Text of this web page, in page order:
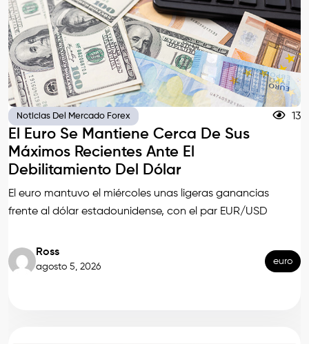
Noticias Del Mercado Forex 13
El Euro Se Mantiene Cerca De Sus
Máximos Recientes Ante El
Debilitamiento Del Dólar
El euro mantuvo el miércoles unas ligeras ganancias
frente al dólar estadounidense, con el par EUR/USD
Ross
agosto 5, 2026
euro